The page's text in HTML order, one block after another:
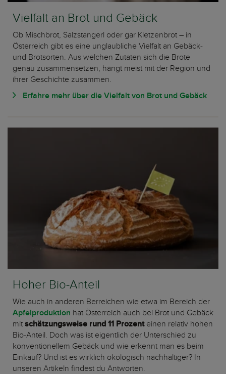
Vielfalt an Brot und Gebäck
Ob Mischbrot, Salzstangerl oder gar Kletzenbrot – in
Österreich gibt es eine unglaubliche Vielfalt an Gebäck-
und Brotsorten. Aus welchen Zutaten sich die Brote
genau zusammensetzen, hängt meist mit der Region und
ihrer Geschichte zusammen.
Erfahre mehr über die Vielfalt von Brot und Gebäck
Hoher Bio-Anteil
Wie auch in anderen Berreichen wie etwa im Bereich der
Apfelproduktion hat Österreich auch bei Brot und Gebäck
mit schätzungsweise rund 11 Prozenteinen relativ hohen
Bio-Anteil. Doch was ist eigentlich der Unterschied zu
konventionellem Gebäck und wie erkennt man es beim
Einkauf? Und ist es wirklich ökologisch nachhaltiger? In
unseren Artikeln findest du Antworten.